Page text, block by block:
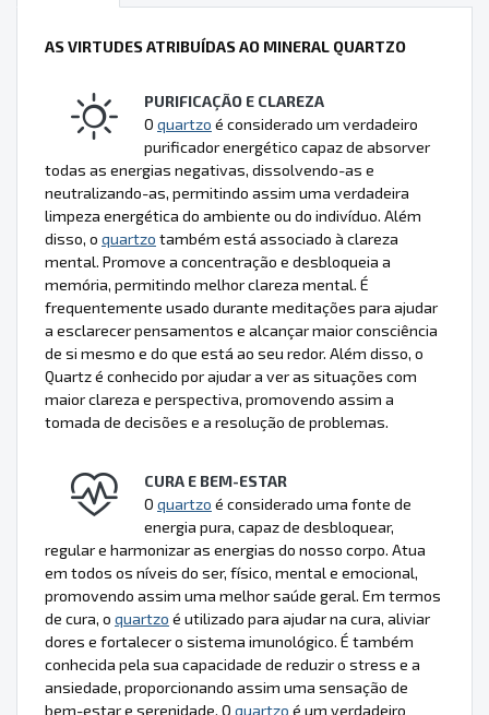
AS VIRTUDES ATRIBUÍDAS AO MINERAL QUARTZO
PURIFICAÇÃO E CLAREZA
O quartzo é considerado um verdadeiro
purificador energético capaz de absorver
todas as energias negativas, dissolvendo-as e
neutralizando-as, permitindo assim uma verdadeira
limpeza energética do ambiente ou do indivíduo. Além
disso, o quartzo também está associado à clareza
mental. Promove a concentração e desbloqueia a
memória, permitindo melhor clareza mental. É
frequentemente usado durante meditações para ajudar
a esclarecer pensamentos e alcançar maior consciência
de si mesmo e do que está ao seu redor. Além disso, o
Quartz é conhecido por ajudar a ver as situações com
maior clareza e perspectiva, promovendo assim a
tomada de decisões e a resolução de problemas.
CURA E BEM-ESTAR
O quartzo é considerado uma fonte de
energia pura, capaz de desbloquear,
regular e harmonizar as energias do nosso corpo. Atua
em todos os níveis do ser, físico, mental e emocional,
promovendo assim uma melhor saúde geral. Em termos
de cura, o quartzo é utilizado para ajudar na cura, aliviar
dores e fortalecer o sistema imunológico. É também
conhecida pela sua capacidade de reduzir o stress e a
ansiedade, proporcionando assim uma sensação de
bem-estar e serenidade. O quartzo é um verdadeiro